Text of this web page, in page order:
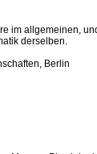
im allgemeinen,
derselben.
Berlin